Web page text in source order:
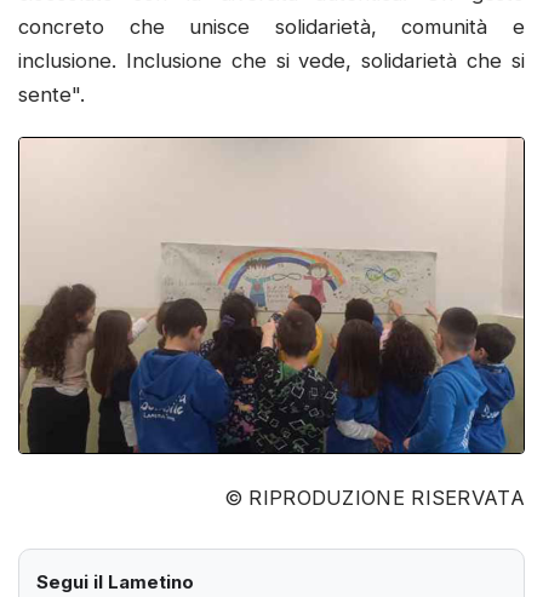
concreto che unisce solidarietà, comunità e
inclusione. Inclusione che si vede, solidarietà che si
sente".
© RIPRODUZIONE RISERVATA
Segui il Lametino